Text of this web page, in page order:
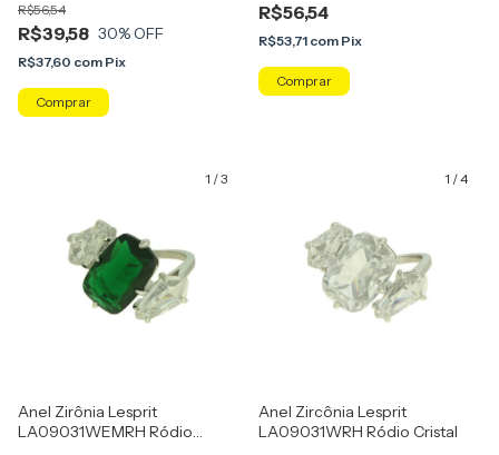
R$39,58
R$56,54
30% OFF
R$37,60 com Pix
Comprar
R$56,54
R$53,71 com Pix
Comprar
1 /3
Anel Zirônia Lesprit
LA09031WEMRH Ródio
1 /4
Anel Zircônia Lesprit
LA09031WRH Ródio Cristal